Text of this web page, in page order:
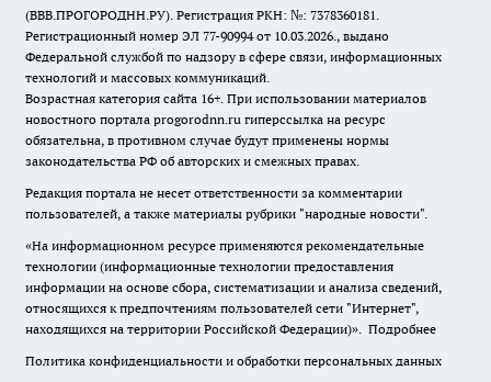
(ВВВ.ПРОГОРОДНН.РУ). Регистрация РКН: №: 7378360181.
Регистрационный номер ЭЛ 77-90994 от 10.03.2026., выдано
Федеральной службой по надзору в сфере связи, информационных
технологий и массовых коммуникаций.
Возрастная категория сайта 16+. При использовании материалов
новостного портала progorodnn.ru гиперссылка на ресурс
обязательна, в противном случае будут применены нормы
законодательства РФ об авторских и смежных правах.
Редакция портала не несет ответственности за комментарии
пользователей, а также материалы рубрики "народные новости".
«На информационном ресурсе применяются рекомендательные
технологии (информационные технологии предоставления
информации на основе сбора, систематизации и анализа сведений,
относящихся к предпочтениям пользователей сети "Интернет",
находящихся на территории Российской Федерации)». Подробнее
Политика конфиденциальности и обработки персональных данных